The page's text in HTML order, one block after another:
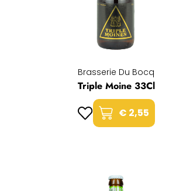
Brasserie Du Bocq
Triple Moine 33Cl
€ 2,55